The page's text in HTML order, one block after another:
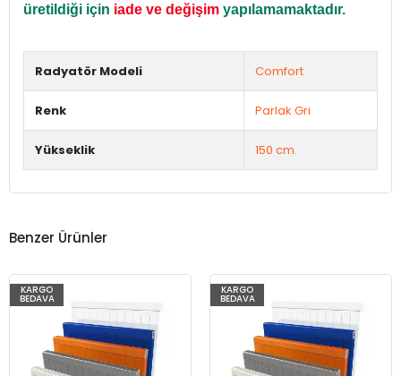
üretildiği için iade ve değişim yapılamamaktadır.
Radyatör Modeli Comfort
Renk Parlak Gri
Yükseklik 150 cm.
Benzer Ürünler
KARGO
BEDAVA
KARGO
BEDAVA